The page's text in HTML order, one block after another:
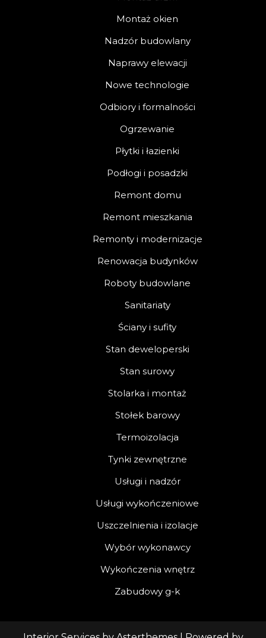
Montaż okien
Nadzór budowlany
Naprawy elewacji
Nowe technologie
Odbiory i formalności
Ogrzewanie
Płytki i łazienki
Podłogi i posadzki
Remont domu
Remont mieszkania
Remonty i modernizacje
Renowacja budynków
Roboty budowlane
Sanitariaty
Ściany i sufity
Stan deweloperski
Stan surowy
Stolarka i montaż
Stołek barowy
Termoizolacja
Tynki zewnętrzne
Usługi i nadzór
Usługi wykończeniowe
Uszczelnienia i izolacje
Wybór wykonawcy
Wykończenia wnętrz
Zabudowy g-k